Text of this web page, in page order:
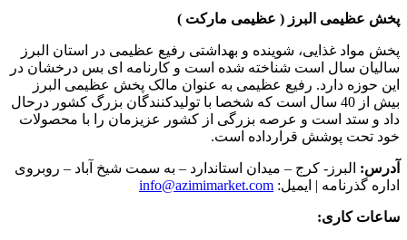
پخش عظیمی البرز ( عظیمی مارکت )
پخش مواد غذایی، شوینده و بهداشتی رفیع عظیمی در استان البرز
سالیان سال است شناخته شده است و کارنامه ای بس درخشان در
این حوزه دارد. رفیع عظیمی به عنوان مالک پخش عظیمی البرز
بیش از 40 سال است که شخصا با تولیدکنندگان بزرگ کشور درحال
داد و ستد است و عرصه بزرگی از کشور عزیزمان را با محصولات
خود تحت پوشش قرارداده است.
آدرس: البرز- کرج – میدان استاندارد – به سمت شیخ آباد – روبروی
اداره گذرنامه | ایمیل: info@azimimarket.com
ساعات کاری: